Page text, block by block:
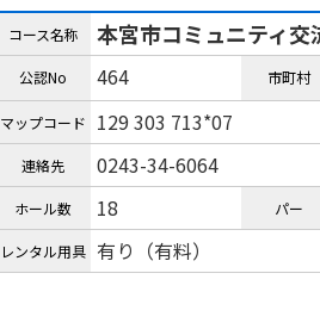
コース名称 本宮市コミュニティ
公認No 464 市町村
マップコード 129 303 713*07
連絡先 0243-34-6064
ホール数 18 パー
レンタル用具 有り（有料）